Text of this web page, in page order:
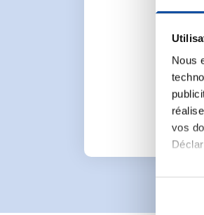
Nous
vos
Si